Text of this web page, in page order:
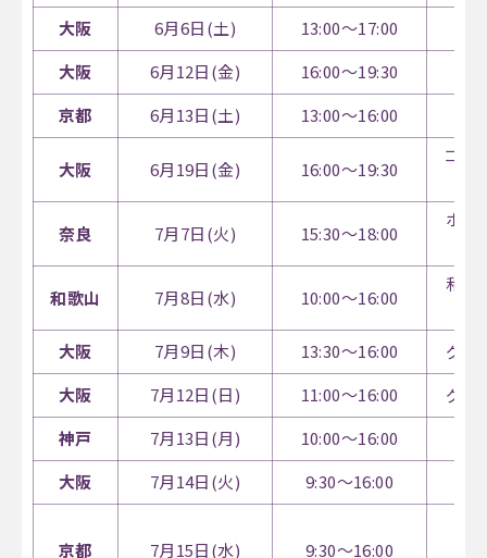
大阪 6月6日(土) 13:00～17:00
大阪
6月12日(金) 16:00～19:30
京都
6月13日(土) 13:00～16:00
大阪 6月19日(金) 16:00～19:30
コン
奈良 7月7日(火) 15:30～18:00
ホテ
和歌山 7月8日(水) 10:00～16:00
和歌
大阪 7月9日(木) 13:30～16:00
グラ
大阪
7月12日(日) 11:00～16:00
グラ
神戸
7月13日(月) 10:00～16:00
大阪
7月14日(火) 9:30～16:00
京都 7月15日(水) 9:30～16:00